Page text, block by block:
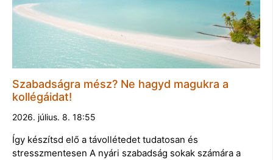
Szabadságra mész? Ne hagyd magukra a
kollégáidat!
2026. július. 8. 18:55
Így készítsd elő a távollétedet tudatosan és
stresszmentesen A nyári szabadság sokak számára a